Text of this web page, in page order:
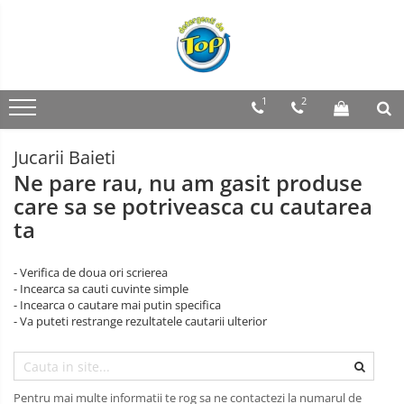
Ingrijire Casa
Detergenti Rufe
Detergenti Pudra
Detergent Lichid
Balsam De Rufe
Detergenti Curatenie Casa
Asevi Pardoseli
Produse Pentru Baie
Produse Pentru Bucatarie
Detergenti Curatenie Casa
Detergent Pardoseli
1 2
Jucarii Baieti
Ne pare rau, nu am gasit produse
care sa se potriveasca cu cautarea
ta
- Verifica de doua ori scrierea
- Incearca sa cauti cuvinte simple
- Incearca o cautare mai putin specifica
- Va puteti restrange rezultatele cautarii ulterior
Pentru mai multe informatii te rog sa ne contactezi la numarul de